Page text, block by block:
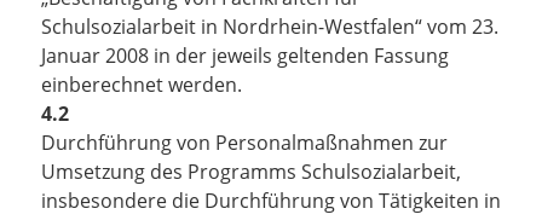
Schulsozialarbeit in Nordrhein-Westfalen“ vom 23.
Januar 2008 in der jeweils geltenden Fassung
einberechnet werden.
4.2
Durchführung von Personalmaßnahmen zur
Umsetzung des Programms Schulsozialarbeit,
insbesondere die Durchführung von Tätigkeiten in